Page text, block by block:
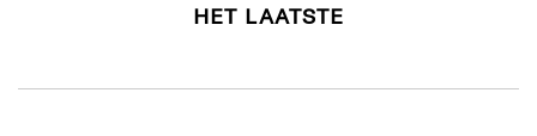
HET LAATSTE